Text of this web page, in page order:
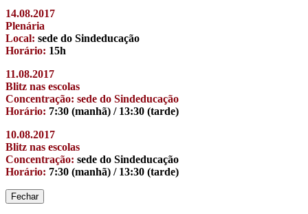
14.08.2017
Plenária
Local: sede do Sindeducação
Horário: 15h
11.08.2017
Blitz nas escolas
Concentração: sede do Sindeducação
Horário: 7:30 (manhã) / 13:30 (tarde)
10.08.2017
Blitz nas escolas
Concentração: sede do Sindeducação
Horário: 7:30 (manhã) / 13:30 (tarde)
Fechar